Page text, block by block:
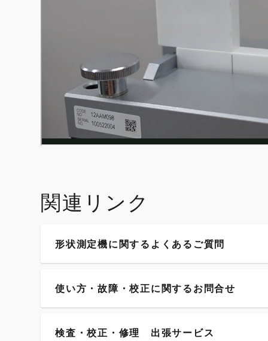
関連リンク
形状測定機に関するよくあるご質問
使い方・故障・校正に関するお問合せ
検査・校正・修理 出張サービス